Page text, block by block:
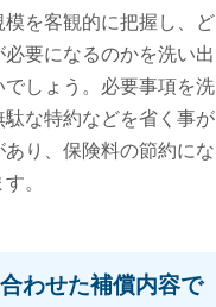
模を客観的に把握し、ど
必要になるのかを洗い出
でしょう。必要事項を洗
駄な特約などを省く事が
あり、保険料の節約にな
。
わせた補償内容で